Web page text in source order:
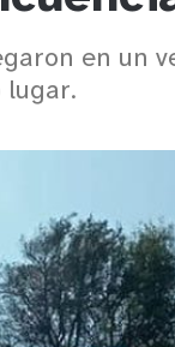
en un
lugar.